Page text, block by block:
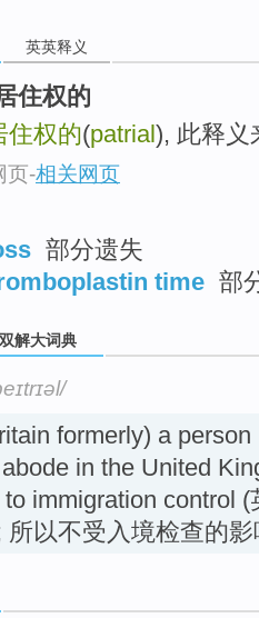
英英释义
住权的
住权的(patrial), 此释义
页-相关网页
部分遗失
time 部
解大词典
formerly) a
in the United
immigration control
所以不受入境检查的影